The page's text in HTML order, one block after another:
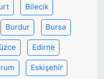
Bilecik
Burdur Bursa
Edirne
Eskişehir